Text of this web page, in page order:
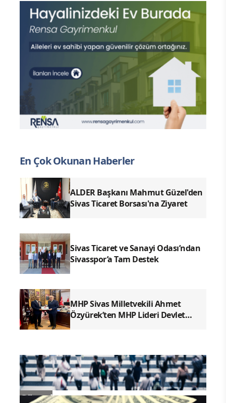
GENEL
KARASU: “BU ACININ
SORUMLULARI KİM?”
GÜNCELLEME:06.07.2026 -
528
GÖRÜNTÜLEME
gün içinde altı vatandaşın akıntıya kapıldığını
hatırlattı ve alınmayan önlemleri gündeme getirdi.
Karasu, Gemerek Merası’nda her yıl konaklayan
tarım işçilerine bu yıl yasaklama getirildiğini, ancak
güvenli alanlar gösterilmediği gerekçesiyle işçilerin
Kızılırmak kıyısında konaklamak zorunda
kaldıklarını ve nehir kenarında çamaşır yıkayan iki
bölgede arama kurtarma faaliyetleri sırasında da bir
vatandaş daha akıntıya kapıldı.
ANKARA/
Yardımcısı Ulaş Karasu, Kızılırmak’ta son beş gün
içinde altı vatandaşın akıntıya kapıldığını belirterek,
nehir kıyısında alınmayan önlemleri Meclis